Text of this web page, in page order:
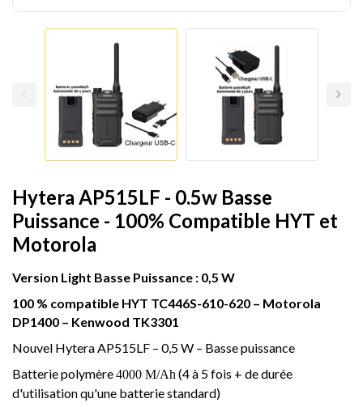
Hytera AP515LF - 0.5w Basse
Puissance - 100% Compatible HYT et
Motorola
Version Light Basse Puissance : 0,5 W
100 % compatible HYT TC446S-610-620 – Motorola
DP1400 – Kenwood TK3301
Nouvel Hytera AP515LF – 0,5 W – Basse puissance
Batterie polymère4000 M/Ah (4 à 5 fois + de durée
d'utilisation qu'une batterie standard)